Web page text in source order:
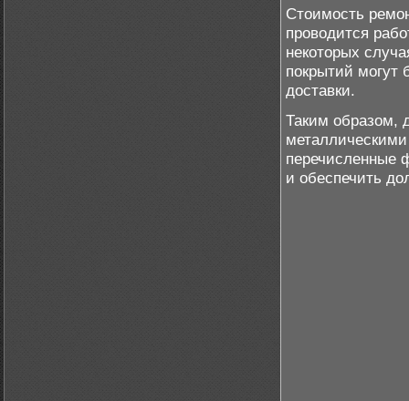
Стоимость
проводится
некоторых
покрытий могут
доставки.
Таким образом,
перечисленные
и обеспечить